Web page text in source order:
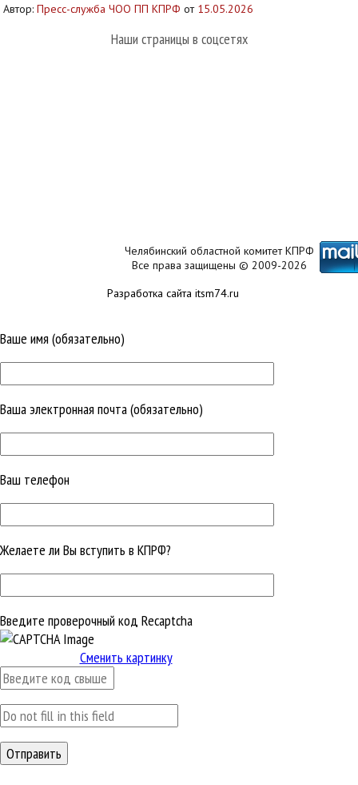
Автор:Пресс-служба ЧОО ПП КПРФ от 15.05.2026
Наши страницы в соцсетях
Челябинский областной комитет КПРФ
Все права защищены © 2009-2026
Разработка сайта itsm74.ru
Ваше имя (обязательно)
Ваша электронная почта (обязательно)
Ваш телефон
Желаете ли Вы вступить в КПРФ?
Введите проверочный код Recaptcha
Сменить картинку